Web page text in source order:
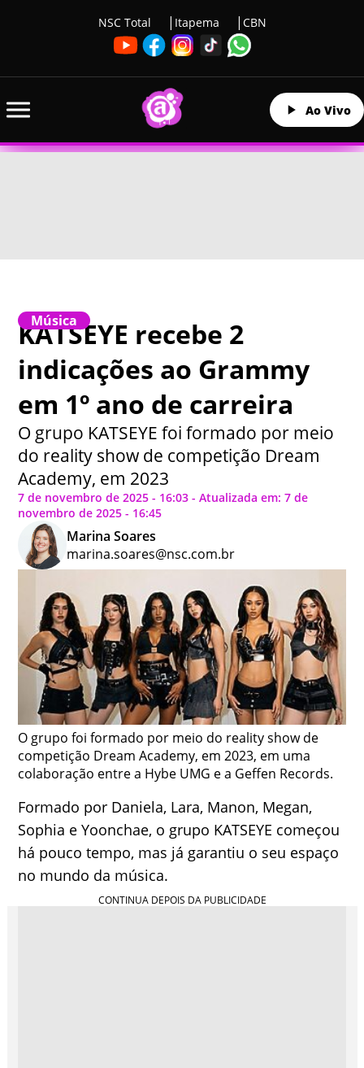
NSC Total Itapema CBN
Ao Vivo
Música
KATSEYE recebe 2
indicações ao Grammy
em 1º ano de carreira
O grupo KATSEYE foi formado por meio
do reality show de competição Dream
Academy, em 2023
7 de novembro de 2025 - 16:03 - Atualizada em: 7 de
novembro de 2025 - 16:45
Marina Soares
marina.soares@nsc.com.br
O grupo foi formado por meio do reality show de
competição Dream Academy, em 2023, em uma
colaboração entre a Hybe UMG e a Geffen Records.
Formado por Daniela, Lara, Manon, Megan,
Sophia e Yoonchae, o grupo KATSEYE começou
há pouco tempo, mas já garantiu o seu espaço
no mundo da música.